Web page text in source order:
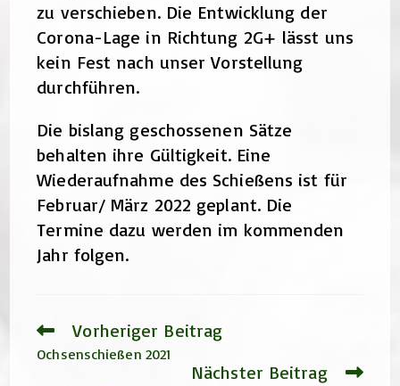
zu verschieben. Die Entwicklung der
Corona-Lage in Richtung 2G+ lässt uns
kein Fest nach unser Vorstellung
durchführen.
Die bislang geschossenen Sätze
behalten ihre Gültigkeit. Eine
Wiederaufnahme des Schießens ist für
Februar/ März 2022 geplant. Die
Termine dazu werden im kommenden
Jahr folgen.
Weitere
Artikel
ansehen
Vorheriger Beitrag
Ochsenschießen 2021
Nächster Beitrag